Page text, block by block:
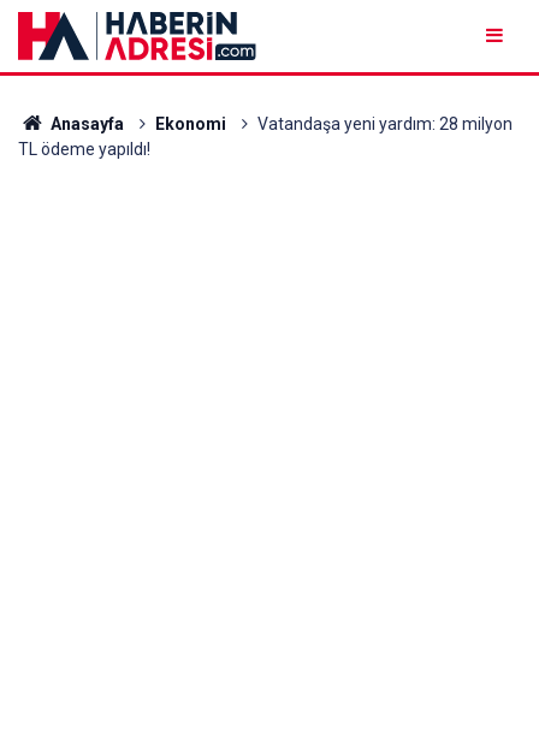
Anasayfa Ekonomi
Vatandaşa yeni yardım: 28 milyon
TL ödeme yapıldı!